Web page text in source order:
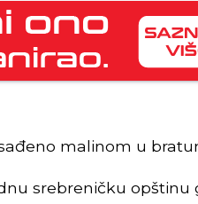
malinom u
srebreničku opštinu